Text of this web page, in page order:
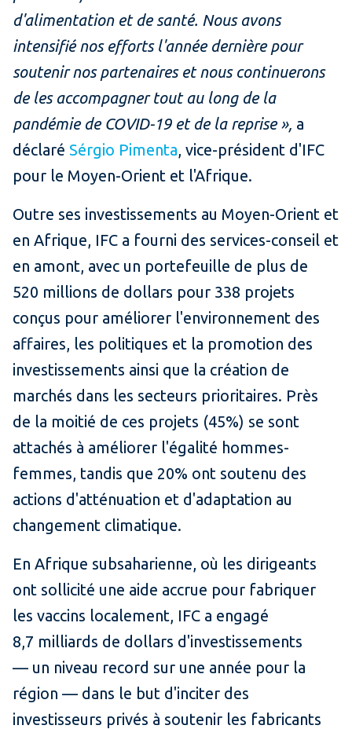
d'alimentation et de santé. Nous avons
intensifié nos efforts l'année dernière pour
soutenir nos partenaires et nous continuerons
de les accompagner tout au long de la
pandémie de COVID-19 et de la reprise », a
déclaré Sérgio Pimenta , vice-président d'IFC
pour le Moyen-Orient et l'Afrique.
Outre ses investissements au Moyen-Orient et
en Afrique, IFC a fourni des services-conseil et
en amont, avec un portefeuille de plus de
520 millions de dollars pour 338 projets
conçus pour améliorer l'environnement des
affaires, les politiques et la promotion des
investissements ainsi que la création de
marchés dans les secteurs prioritaires. Près
de la moitié de ces projets (45%) se sont
attachés à améliorer l'égalité hommes-
femmes, tandis que 20% ont soutenu des
actions d'atténuation et d'adaptation au
changement climatique.
En Afrique subsaharienne, où les dirigeants
ont sollicité une aide accrue pour fabriquer
les vaccins localement, IFC a engagé
8,7 milliards de dollars d'investissements
— un niveau record sur une année pour la
région — dans le but d'inciter des
investisseurs privés à soutenir les fabricants